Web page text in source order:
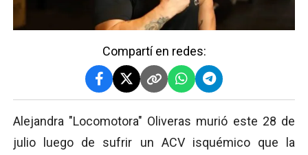
Compartí en redes:
Alejandra "Locomotora" Oliveras murió este 28 de
julio luego de sufrir un ACV isquémico que la